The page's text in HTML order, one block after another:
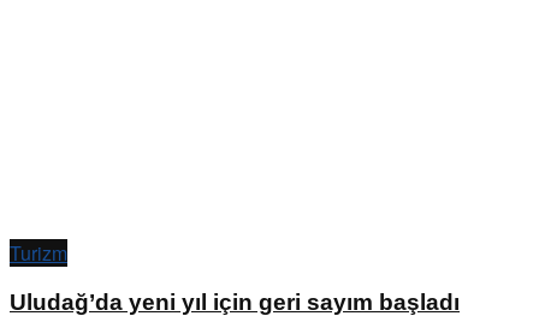
Turizm
Uludağ’da yeni yıl için geri sayım başladı